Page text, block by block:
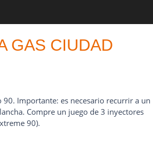
GAS CIUDAD
Importante: es necesario recurrir a un
Compre un juego de 3 inyectores
90).